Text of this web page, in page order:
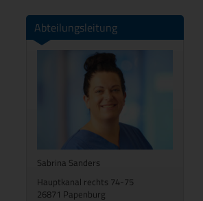
Abteilungsleitung
Sabrina Sanders
Hauptkanal rechts 74-75
26871 Papenburg